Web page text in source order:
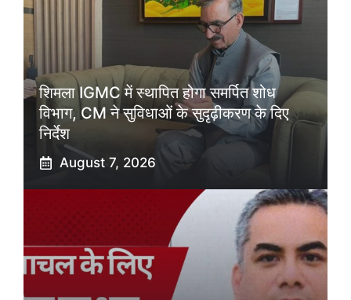
शिमला IGMC में स्थापित होगा समर्पित शोध
विभाग, CM ने सुविधाओं के सुदृढ़ीकरण के दिए
निर्देश
August 7, 2026